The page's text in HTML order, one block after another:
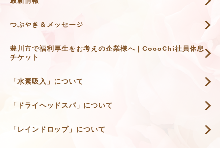
つぶやき＆メッセージ
豊川市で福利厚生をお考えの企業様へ｜CocoChi社員休息
チケット
「水素吸入」について
「ドライヘッドスパ」について
「レインドロップ」について